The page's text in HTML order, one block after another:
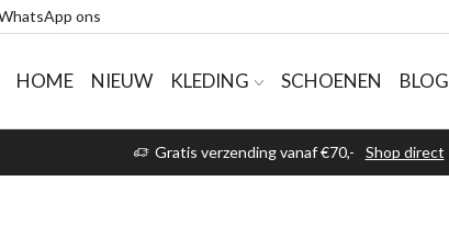
ons
HOME NIEUW KLEDING SCHOENEN BLOG
Gratis verzending vanaf €70,- Shop direct